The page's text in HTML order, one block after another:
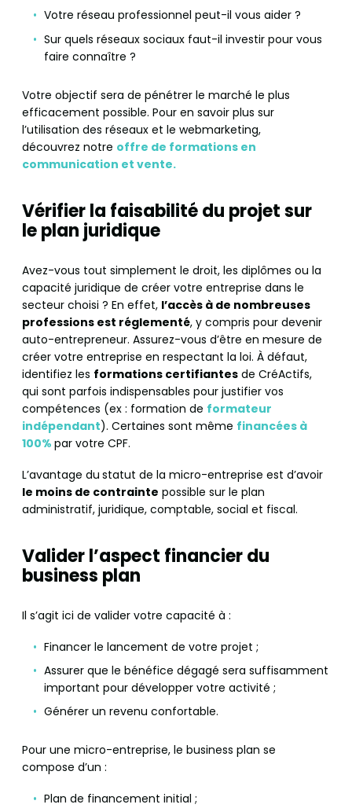
Votre réseau professionnel peut-il vous aider ?
Sur quels réseaux sociaux faut-il investir pour vous
faire connaître ?
Votre objectif sera de pénétrer le marché le plus
efficacement possible. Pour en savoir plus sur
l’utilisation des réseaux et le webmarketing,
découvrez notre offre de formations en
communication et vente.
Vérifier la faisabilité du projet sur
le plan juridique
Avez-vous tout simplement le droit, les diplômes ou la
capacité juridique de créer votre entreprise dans le
secteur choisi ? En effet, l’accès à de nombreuses
professions est réglementé, y compris pour devenir
auto-entrepreneur. Assurez-vous d’être en mesure de
créer votre entreprise en respectant la loi. À défaut,
identifiez les formations certifiantes de CréActifs,
qui sont parfois indispensables pour justifier vos
compétences (ex : formation de formateur
indépendant). Certaines sont même financées à
100% par votre CPF.
L’avantage du statut de la micro-entreprise est d’avoir
le moins de contrainte possible sur le plan
administratif, juridique, comptable, social et fiscal.
Valider l’aspect financier du
business plan
Il s’agit ici de valider votre capacité à :
Financer le lancement de votre projet ;
Assurer que le bénéfice dégagé sera suffisamment
important pour développer votre activité ;
Générer un revenu confortable.
Pour une micro-entreprise, le business plan se
compose d’un :
Plan de financement initial ;